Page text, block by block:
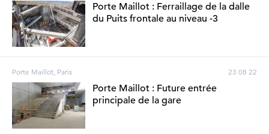
Porte Maillot : Ferraillage de la dalle
du Puits frontale au niveau -3
Porte Maillot, Paris 23 08 22
Porte Maillot : Future entrée
principale de la gare